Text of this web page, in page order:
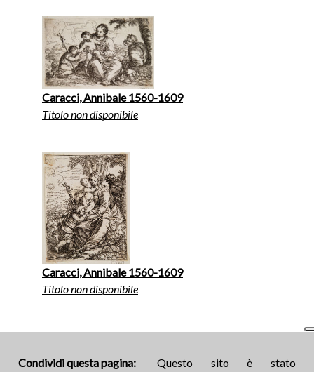
Caracci, Annibale 1560-1609
Titolo non disponibile
Caracci, Annibale 1560-1609
Titolo non disponibile
Condividi questa pagina:
Questo sito è stato